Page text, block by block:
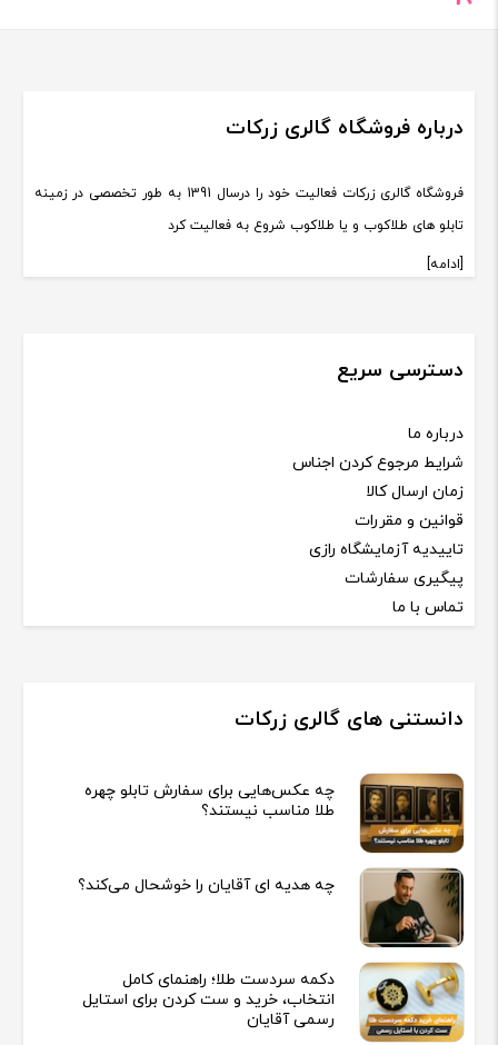
درباره فروشگاه گالری زرکات
فروشگاه گالری زرکات فعالیت خود را درسال 1391 به طور تخصصی در زمینه
تابلو های طلاکوب و یا طلاکوب شروع به فعالیت کرد
[ادامه]
دسترسی سریع
درباره ما
شرایط مرجوع کردن اجناس
زمان ارسال کالا
قوانین و مقررات
تاییدیه آزمایشگاه رازی
پیگیری سفارشات
تماس با ما
دانستنی های گالری زرکات
چه عکس‌هایی برای سفارش تابلو چهره
طلا مناسب نیستند؟
چه هدیه‌ ای آقایان را خوشحال می‌کند؟
دکمه سردست طلا؛ راهنمای کامل
انتخاب، خرید و ست کردن برای استایل
رسمی آقایان